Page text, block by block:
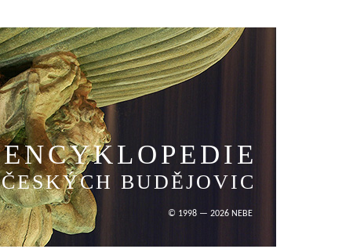
ENCYKLOPEDIE
ČESKÝCH BUDĚJOVIC
© 1998 — 2026 NEBE